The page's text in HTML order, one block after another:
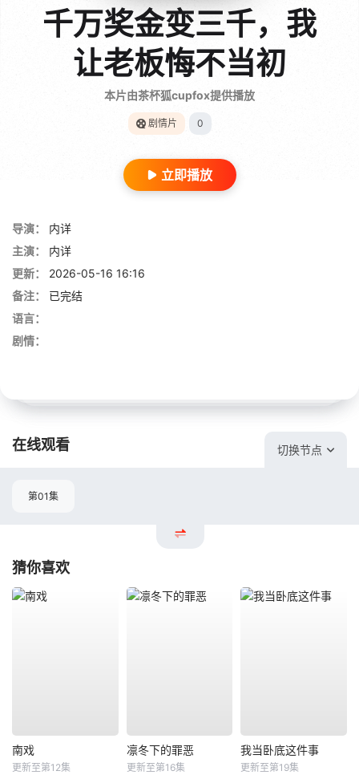
千万奖金变三千，我
让老板悔不当初
本片由茶杯狐cupfox提供播放
剧情片 0
立即播放
导演：
内详
主演：
内详
更新：
2026-05-16 16:16
备注：
已完结
语言：
剧情：
在线观看 切换节点
第01集
猜你喜欢
南戏
更新至第12集
凛冬下的罪恶
更新至第16集
我当卧底这件事
更新至第19集